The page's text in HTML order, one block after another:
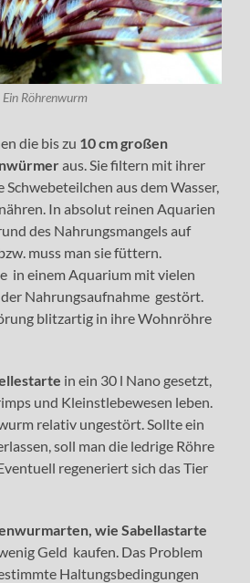
Ein Röhrenwurm
die bis zu 10 cm großen
aus. Sie filtern mit ihrer
aus dem Wasser,
In absolut reinen Aquarien
des Nahrungsmangels auf
muss man sie füttern.
in einem Aquarium mit vielen
Nahrungsaufnahme gestört.
blitzartig in ihre Wohnröhre
in ein 30 l Nano gesetzt,
und Kleinstlebewesen leben.
relativ ungestört. Sollte ein
soll man die ledrige Röhre
regeneriert sich das Tier
wie Sabellastarte
Geld kaufen. Das Problem
Haltungsbedingungen